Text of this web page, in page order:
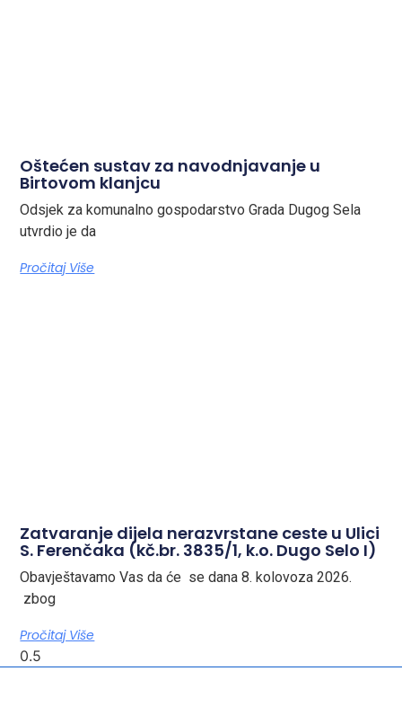
Oštećen sustav za navodnjavanje u
Birtovom klanjcu
Odsjek za komunalno gospodarstvo Grada Dugog Sela
utvrdio je da
Pročitaj Više
Zatvaranje dijela nerazvrstane ceste u Ulici
S. Ferenčaka (kč.br. 3835/1, k.o. Dugo Selo I)
Obavještavamo Vas da će se dana 8. kolovoza 2026.
zbog
Pročitaj Više